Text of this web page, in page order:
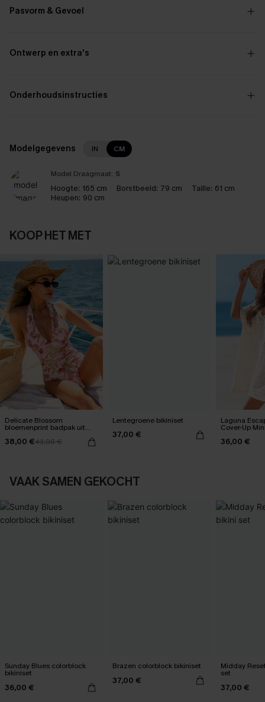
Pasvorm & Gevoel
Ontwerp en extra's
Onderhoudsinstructies
Modelgegevens IN CM
Model Draagmaat: S
Hoogte: 165 cm Borstbeeld: 79 cm Taille: 61 cm
Heupen: 90 cm
KOOP HET MET
Delicate Blossom
bloemenprint badpak uit
38,00 €43,00 €
Lentegroene bikiniset
37,00 €
Laguna
Cover-Up
36,00 €
VAAK SAMEN GEKOCHT
Sunday Blues colorblock
bikiniset
36,00 €
Brazen colorblock bikiniset
37,00 €
Midday
set
37,00 €